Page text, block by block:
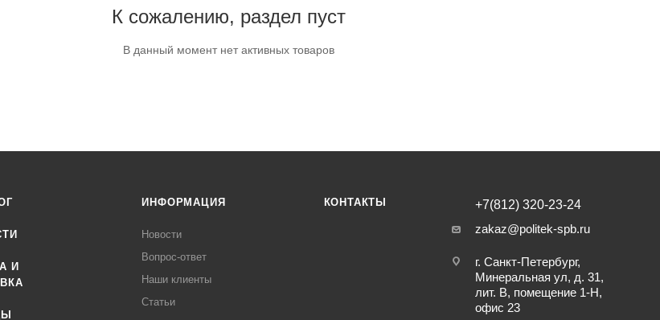
К сожалению, раздел пуст
В данный момент нет активных товаров
И
ИНФОРМАЦИЯ
Новости
Вопрос-ответ
Наши клиенты
Статьи
КОНТАКТЫ
+7(812) 320-23-24
zakaz@politek-spb.ru
г. Санкт-Петербург,
Минеральная ул, д. 31,
лит. В, помещение 1-Н,
офис 23